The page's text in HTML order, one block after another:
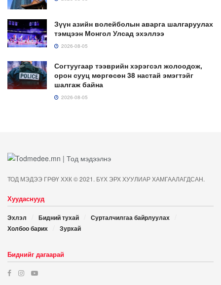
Зүүн азийн волейболын аварга шалгаруулах
тэмцээн Монгол Улсад эхэллээ
2026-08-05
Согтуугаар тээврийн хэрэгсэл жолоодож,
орон сууц мөргөсөн 38 настай эмэгтэйг
шалгаж байна
2026-08-05
ТОД МЭДЭЭ ГРӨҮ ХХК © 2021. БҮХ ЭРХ ХУУЛИАР ХАМГААЛАГДСАН.
Хуудаснууд
Эхлэл Бидний тухай
Сурталчилгаа байрлуулах
Холбоо барих
Зурхай
Биднийг дагаарай